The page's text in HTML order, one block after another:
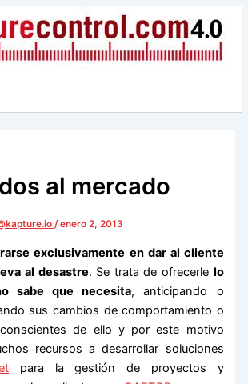
al mercado
/enero 2, 2013
exclusivamente en dar al cliente
al desastre. Se trata de ofrecerle lo
sabe que necesita, anticipando o
sus cambios de comportamiento o
de ello y por este motivo
recursos a desarrollar soluciones
para la gestión de proyectos y